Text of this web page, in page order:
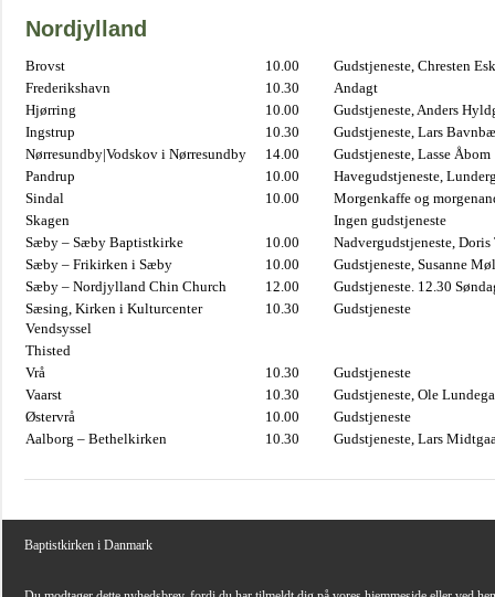
Nordjylland
Brovst 10.00
Gudstjeneste, Chresten
Frederikshavn
10.30
Andagt
Hjørring
10.00
Gudstjeneste, Anders
Ingstrup
10.30
Gudstjeneste, Lars
Nørresundby|Vodskov i Nørresundby
14.00
Gudstjeneste, Lasse Åbom
Pandrup
10.00
Havegudstjeneste,
Sindal
10.00
Morgenkaffe og
Skagen
Ingen gudstjeneste
Sæby – Sæby Baptistkirke
10.00
Nadvergudstjeneste,
Sæby – Frikirken i Sæby
10.00
Gudstjeneste, Susanne
Sæby – Nordjylland Chin Church
12.00
Gudstjeneste. 12.30
Sæsing, Kirken i Kulturcenter
Vendsyssel
10.30 Gudstjeneste
Thisted
Vrå
10.30
Gudstjeneste
Vaarst
10.30
Gudstjeneste, Ole
Østervrå
10.00
Gudstjeneste
Aalborg – Bethelkirken
10.30 Gudstjeneste, Lars
Baptistkirken i Danmark